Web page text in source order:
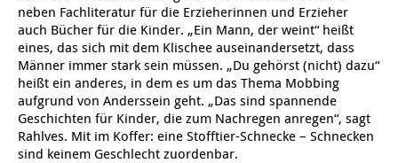
Kindertagesstätte Sylter Weg
Kindertagesstätte Tresckowstraße
Kindertagesstätte Voltmerstraße
Familienzentrum
Kindertagesstätte Mühenkamp / Familienzentrum
Kindertagesstätte Petermannstraße /
Familienzentrum
Kindertagesstätte Pfarrlandplatz
neben Fachliteratur für die Erzieherinnen und Erzieher
auch Bücher für die Kinder. „Ein Mann, der weint“ heißt
eines, das sich mit dem Klischee auseinandersetzt, dass
Männer immer stark sein müssen. „Du gehörst (nicht) dazu“
heißt ein anderes, in dem es um das Thema Mobbing
aufgrund von Anderssein geht. „Das sind spannende
Geschichten für Kinder, die zum Nachregen anregen“, sagt
Rahlves. Mit im Koffer: eine Stofftier-Schnecke – Schnecken
sind keinem Geschlecht zuordenbar.